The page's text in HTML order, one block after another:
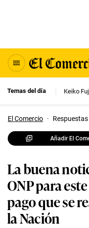
Temas del día Keiko
El Comercio · Respuestas
Añadir El
La buena
ONP para
pago que se
la Nación